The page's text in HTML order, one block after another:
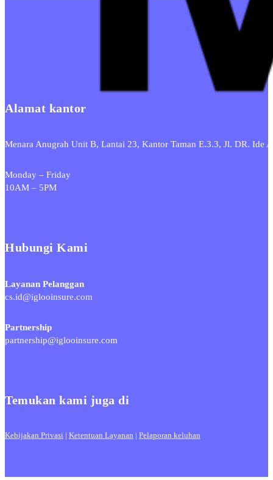
Alamat kantor
Menara Anugrah Unit B, Lantai 23, Kantor Taman E.3.3, Jl. DR. Ide
Monday – Friday
10AM – 5PM
Hubungi Kami
Layanan Pelanggan
cs.id@iglooinsure.com
Partnership
partnership@iglooinsure.com
Temukan kami juga di
Kebijakan Privasi | Ketentuan Layanan | Pelaporan keluhan